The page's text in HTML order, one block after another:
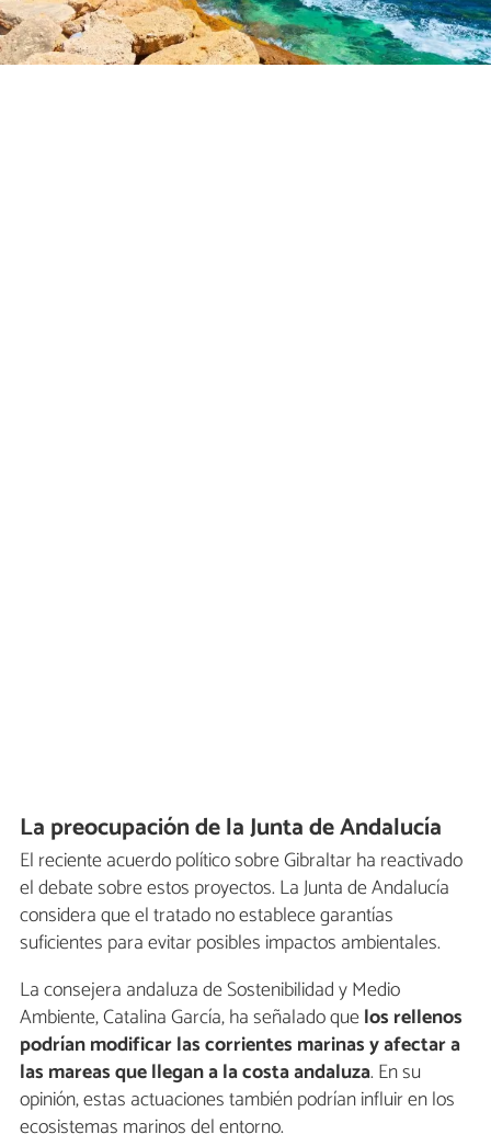
La preocupación de la Junta de Andalucía
El reciente acuerdo político sobre Gibraltar ha reactivado
el debate sobre estos proyectos. La Junta de Andalucía
considera que el tratado no establece garantías
suficientes para evitar posibles impactos ambientales.
La consejera andaluza de Sostenibilidad y Medio
Ambiente, Catalina García, ha señalado quelos rellenos
podrían modificar las corrientes marinas y afectar a
las mareas que llegan a la costa andaluza. En su
opinión, estas actuaciones también podrían influir en los
ecosistemas marinos del entorno.